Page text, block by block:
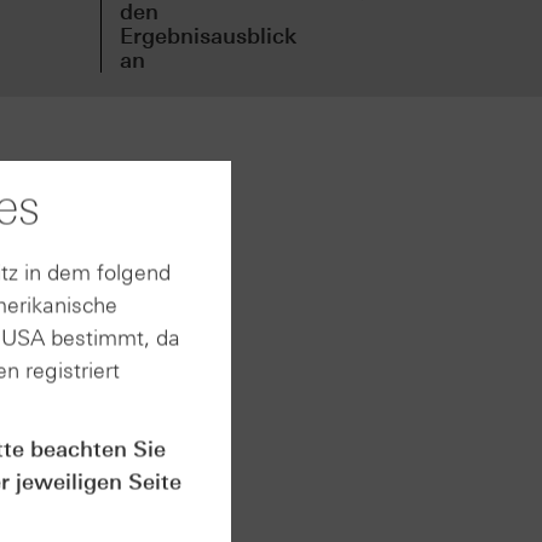
den
Ergebnisausblick
an
im
die
damit
im
In
in dem folgend
bestimmt, da
registriert
beachten Sie
jeweiligen Seite